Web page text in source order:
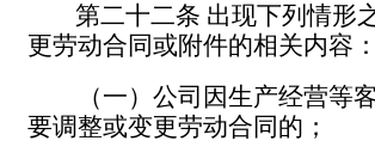
第二十二条 出现下列情形
更劳动合同或附件的相关内容：
（一）公司因生产经营等
要调整或变更劳动合同的；